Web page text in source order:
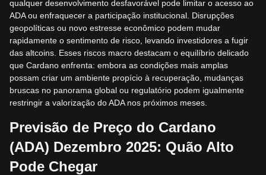
qualquer desenvolvimento desfavorável pode limitar o acesso ao
ADA ou enfraquecer a participação institucional. Disrupções
geopolíticas ou novo estresse econômico podem mudar
rapidamente o sentimento de risco, levando investidores a fugir
das altcoins. Esses riscos macro destacam o equilíbrio delicado
que Cardano enfrenta: embora as condições mais amplas
possam criar um ambiente propício à recuperação, mudanças
bruscas no panorama global ou regulatório podem igualmente
restringir a valorização do ADA nos próximos meses.
Previsão de Preço do Cardano
(ADA) Dezembro 2025: Quão Alto
Pode Chegar